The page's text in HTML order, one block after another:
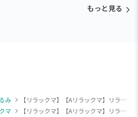
もっと見る
み
【リラックマ】【Aリラックマ】リラックマ BASIC RILAKKUMA おうちでくつろぎぬいぐるみ
マ
【リラックマ】【Aリラックマ】リラックマ BASIC RILAKKUMA おうちでくつろぎぬいぐるみ